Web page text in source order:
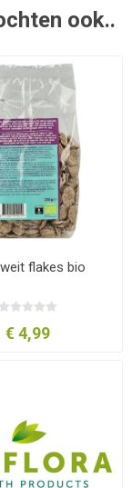
ook..
flakes bio
€ 4,99